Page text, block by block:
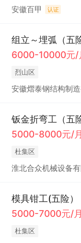
安徽百甲 认证
组立～埋弧（五
6000-10000元/
烈山区
安徽熠泰钢结构制
钣金折弯工（五
5000-8000元/月
杜集区
淮北合众机械设备
模具钳工(五险）
5000-7000元/月
杜集区